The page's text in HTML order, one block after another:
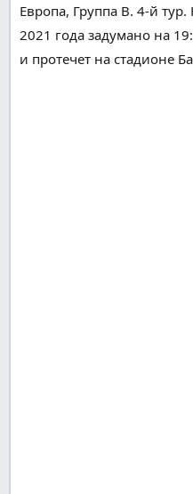
Европа, Группа B. 4-й
2021 года задумано на
и протечет на стадионе